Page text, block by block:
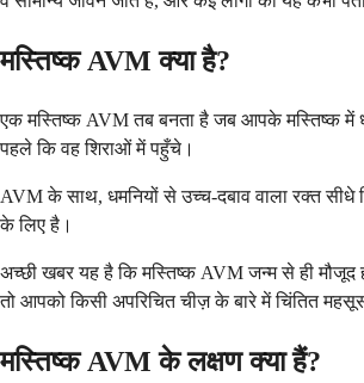
मस्तिष्क AVM क्या है?
एक मस्तिष्क AVM तब बनता है जब आपके मस्तिष्क में
पहले कि वह शिराओं में पहुँचे।
AVM के साथ, धमनियों से उच्च-दबाव वाला रक्त
के लिए है।
अच्छी खबर यह है कि मस्तिष्क AVM जन्म से ही
तो आपको किसी अपरिचित चीज़ के बारे में चिंतित
मस्तिष्क AVM के लक्षण क्या हैं?